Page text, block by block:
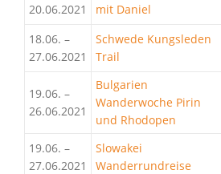
20.06.2021
mit Daniel
18.06. –
27.06.2021
Schwede Kungsleden
Trail
19.06. –
26.06.2021
Bulgarien
Wanderwoche Pirin
und Rhodopen
19.06. –
27.06.2021
Slowakei
Wanderrundreise